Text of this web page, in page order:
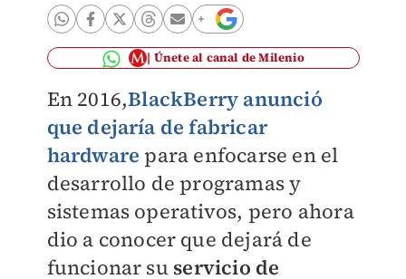
Únete al canal de Milenio
En 2016,BlackBerry anunció
que dejaría de fabricar
hardware para enfocarse en el
desarrollo de programas y
sistemas operativos, pero ahora
dio a conocer que dejará de
funcionar su servicio de